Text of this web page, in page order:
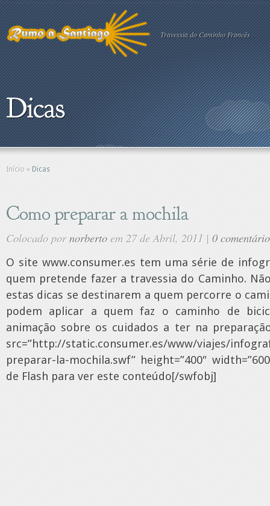
Travessia do Caminho Francês
Dicas
Início » Dicas
Como preparar a mochila
Colocado pornorberto em 27 de Abril, 2011 | 0
O site www.consumer.es tem uma série de
quem pretende fazer a travessia do Caminho.
estas dicas se destinarem a quem percorre o
podem aplicar a quem faz o caminho de
animação sobre os cuidados a ter na
src=”http://static.consumer.es/www/viajes/
preparar-la-mochila.swf” height=”400″
de Flash para ver este conteúdo[/swfobj]